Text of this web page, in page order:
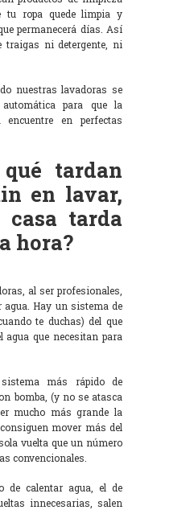
tu ropa quede limpia y
permanecerá días. Así
traigas ni detergente, ni
nuestras lavadoras se
para que la
en perfectas
tardan
en lavar,
tarda
hora?
al ser profesionales,
agua. Hay un sistema de
te duchas) del que
agua que necesitan para
más rápido de
bomba, (y no se atasca
mucho más grande la
mover más del
vuelta que un número
convencionales.
de calentar agua, el de
innecesarias, salen